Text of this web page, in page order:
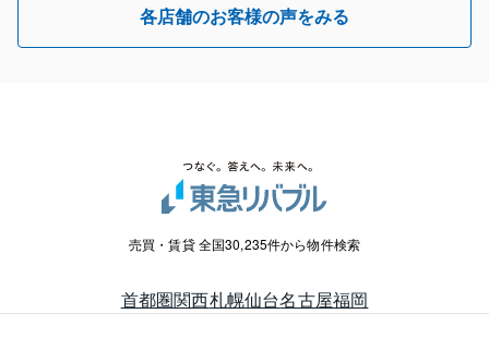
各店舗のお客様の声をみる
売買・賃貸 全国30,235件から物件検索
首都圏関西札幌仙台名古屋福岡